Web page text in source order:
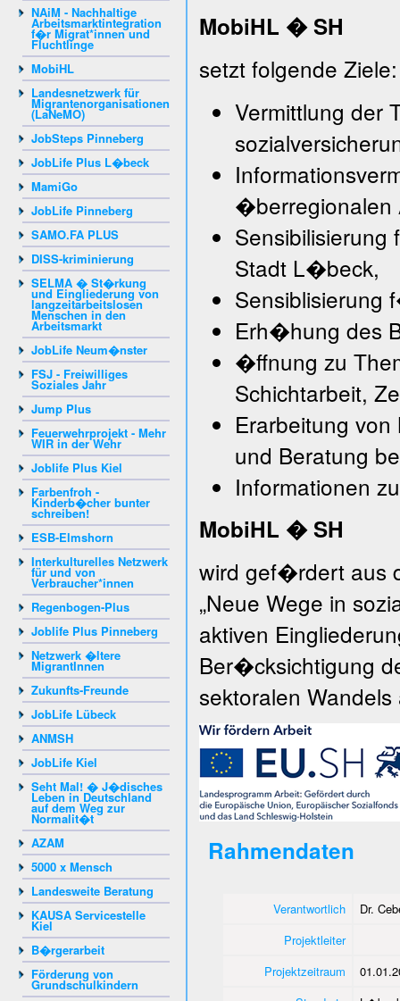
NAiM - Nachhaltige
Arbeitsmarktintegration
f�r Migrat*innen und
Fluchtlinge
MobiHL
Landesnetzwerk für
Migrantenorganisationen
(LaNeMO)
JobSteps Pinneberg
JobLife Plus L�beck
MamiGo
JobLife Pinneberg
SAMO.FA PLUS
DISS-kriminierung
SELMA � St�rkung
und Eingliederung von
langzeitarbeitslosen
Menschen in den
Arbeitsmarkt
JobLife Neum�nster
FSJ - Freiwilliges
Soziales Jahr
Jump Plus
Feuerwehrprojekt - Mehr
WIR in der Wehr
Joblife Plus Kiel
Farbenfroh -
Kinderb�cher bunter
schreiben!
ESB-Elmshorn
Interkulturelles Netzwerk
für und von
Verbraucher*innen
Regenbogen-Plus
Joblife Plus Pinneberg
Netzwerk �ltere
MigrantInnen
Zukunfts-Freunde
JobLife Lübeck
ANMSH
JobLife Kiel
Seht Mal! � J�disches
Leben in Deutschland
auf dem Weg zur
Normalit�t
AZAM
5000 x Mensch
Landesweite Beratung
KAUSA Servicestelle
Kiel
B�rgerarbeit
Förderung von
Grundschulkindern
MobiHL � SH
setzt folgende Ziele:
Vermittlung der
�berregionalen
Stadt L�beck,
Sensiblisierung
Erh�hung des
�ffnung zu
Schichtarbeit,
Erarbeitung
und Beratung
Informationen
MobiHL � SH
wird gef�rdert aus
„Neue Wege in
aktiven
Ber�cksichtigung
sektoralen
Rahmendaten
Verantwortlich
Dr.
Projektleiter
Projektzeitraum